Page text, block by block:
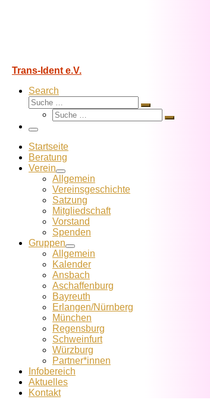
Trans-Ident e.V.
Search
Suche
Suche
Suche
Suche
Menü
Startseite
Beratung
Verein
Allgemein
Vereins­geschichte
Satzung
Mitglied­schaft
Vorstand
Spenden
Gruppen
Allgemein
Kalender
Ansbach
Aschaffenburg
Bayreuth
Erlangen/Nürnberg
München
Regensburg
Schweinfurt
Würzburg
Partner*innen
Infobereich
Aktuelles
Kontakt